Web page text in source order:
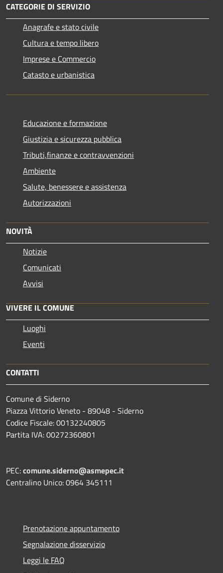
CATEGORIE DI SERVIZIO
Anagrafe e stato civile
Cultura e tempo libero
Imprese e Commercio
Catasto e urbanistica
Educazione e formazione
Giustizia e sicurezza pubblica
Tributi,finanze e contravvenzioni
Ambiente
Salute, benessere e assistenza
Autorizzazioni
NOVITÀ
Notizie
Comunicati
Avvisi
VIVERE IL COMUNE
Luoghi
Eventi
CONTATTI
Comune di Siderno
Piazza Vittorio Veneto - 89048 - Siderno
Codice Fiscale: 00132240805
Partita IVA: 00272360801
PEC:comune.siderno@asmepec.it
Centralino Unico: 0964 345111
Prenotazione appuntamento
Segnalazione disservizio
Leggi le FAQ